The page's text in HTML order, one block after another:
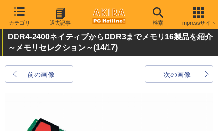
カテゴリ 過去記事 検索 Impressサイト
DDR4-2400ネイティブからDDR3までメモリ16製品を紹介
～メモリセレクション～(14/17)
前の画像 次の画像